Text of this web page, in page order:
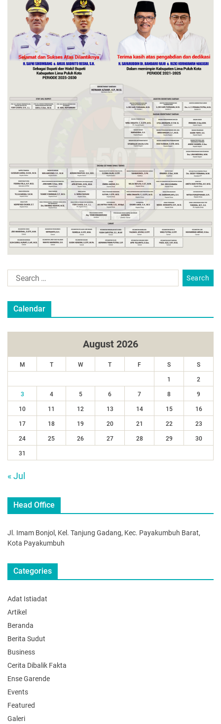
Calendar
August 2026
M T W T F S S
1 2
3 4 5 6 7 8 9
10 11 12 13 14 15 16
17 18 19 20 21 22 23
24 25 26 27 28 29 30
31
« Jul
Head Office
Jl. Imam Bonjol, Kel. Tanjung Gadang, Kec. Payakumbuh Barat,
Kota Payakumbuh
Categories
Adat Istiadat
Artikel
Beranda
Berita Sudut
Business
Cerita Dibalik Fakta
Ense Garende
Events
Featured
Galeri